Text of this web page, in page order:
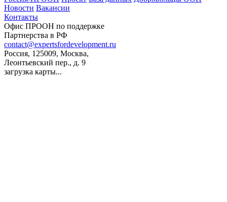
Новости Вакансии
Контакты
Офис ПРООН по поддержке
Партнерства в РФ
contact@expertsfordevelopment.ru
Россия, 125009, Москва,
Леонтьевский пер., д. 9
загрузка карты...